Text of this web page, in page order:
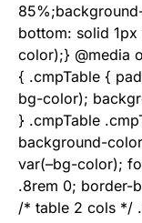
bottom: solid
color);} @media
{ .cmpTable {
bg-color);
} .cmpTable
background-
var(–bg-color);
.8rem 0; border-
/* table 2 cols */